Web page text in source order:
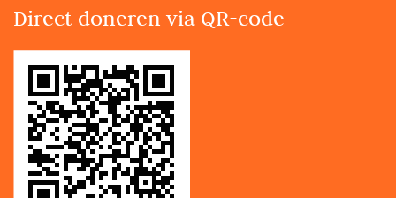
Direct doneren via QR-code